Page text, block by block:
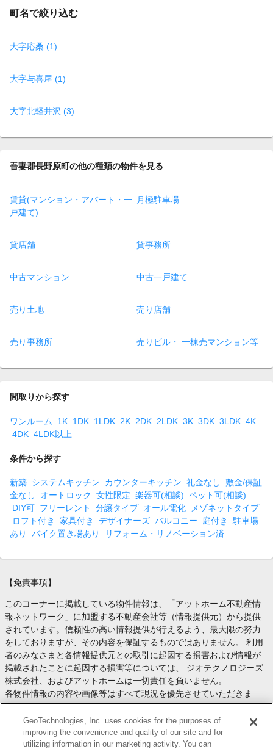
町名で絞り込む
大字応桑 (1)
大字与喜屋 (1)
大字北軽井沢 (3)
吾妻郡長野原町の他の種類の物件を見る
賃貸(マンション・アパート・一
戸建て)
月極駐車場
貸店舗 貸事務所
中古マンション 中古一戸建て
売り土地 売り店舗
売り事務所 売りビル・ 一棟売マンション等
間取りから探す
ワンルーム 1K 1DK 1LDK 2K 2DK 2LDK 3K 3DK 3LDK 4K
4DK 4LDK以上
条件から探す
新築 システムキッチン カウンターキッチン 礼金なし
敷金/保証
金なし
オートロック 女性限定 楽器可(相談) ペット可(相談)
DIY可 フリーレント 分譲タイプ オール電化
メゾネットタイプ
ロフト付き
家具付き デザイナーズ バルコニー 庭付き
駐車場
あり
バイク置き場あり リフォーム・リノベーション済
【免責事項】
このコーナーに掲載している物件情報は、「アットホーム不動産情
報ネットワーク」に加盟する不動産会社等（情報提供元）から提供
されています。信頼性の高い情報提供が行えるよう、最大限の努力
をしておりますが、その内容を保証するものではありません。 利用
者のみなさまと各情報提供元との取引に起因する損害および情報が
掲載されたことに起因する損害等については、 ジオテクノロジーズ
株式会社、およびアットホームは一切責任を負いません。
各物件情報の内容や画像等はすべて現況を優先させていただきま
す。
お取引等（お取引の準備、資金調達等を含みます）の際には、内容
や契約条件等について、 各情報提供元より十分な説明を受け、ご自
身でご確認の上、判断してください。
GeoTechnologies, Inc. uses cookies for the purposes of
improving the convenience and quality of our site and for
utilizing information in our marketing activity. You can